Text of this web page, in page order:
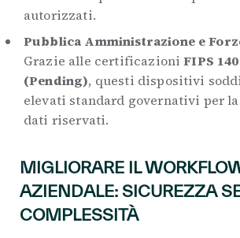
autorizzati.
Pubblica Amministrazione e
Grazie alle certificazioniFIPS
(Pending), questi dispositivi
elevati standard governativi per
dati riservati.
MIGLIORARE IL
AZIENDALE: SICUREZZA
COMPLESSITÀ